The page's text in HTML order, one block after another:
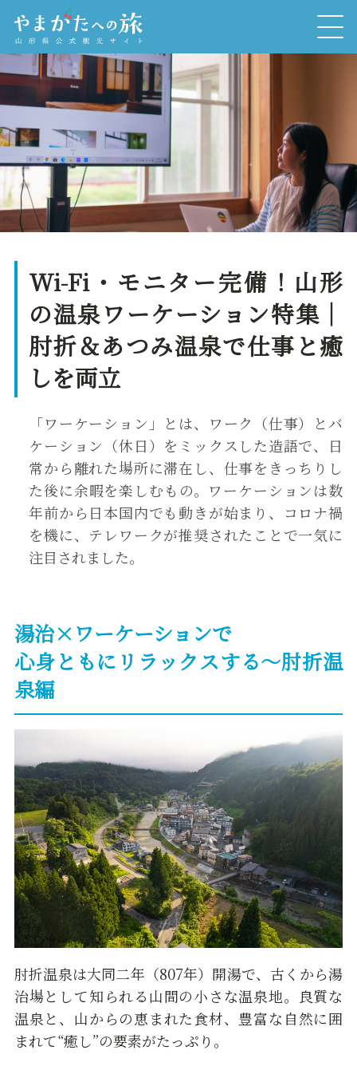
Wi-Fi・モニター完備！山形
の温泉ワーケーション特集｜
肘折＆あつみ温泉で仕事と癒
しを両立
「ワーケーション」とは、ワーク（仕事）とバ
ケーション（休日）をミックスした造語で、日
常から離れた場所に滞在し、仕事をきっちりし
た後に余暇を楽しむもの。ワーケーションは数
年前から日本国内でも動きが始まり、コロナ禍
を機に、テレワークが推奨されたことで一気に
注目されました。
湯治×ワーケーションで
心身ともにリラックスする〜肘折温
泉編
肘折温泉は大同二年（807年）開湯で、古くから湯
治場として知られる山間の小さな温泉地。良質な
温泉と、山からの恵まれた食材、豊富な自然に囲
まれて“癒し”の要素がたっぷり。